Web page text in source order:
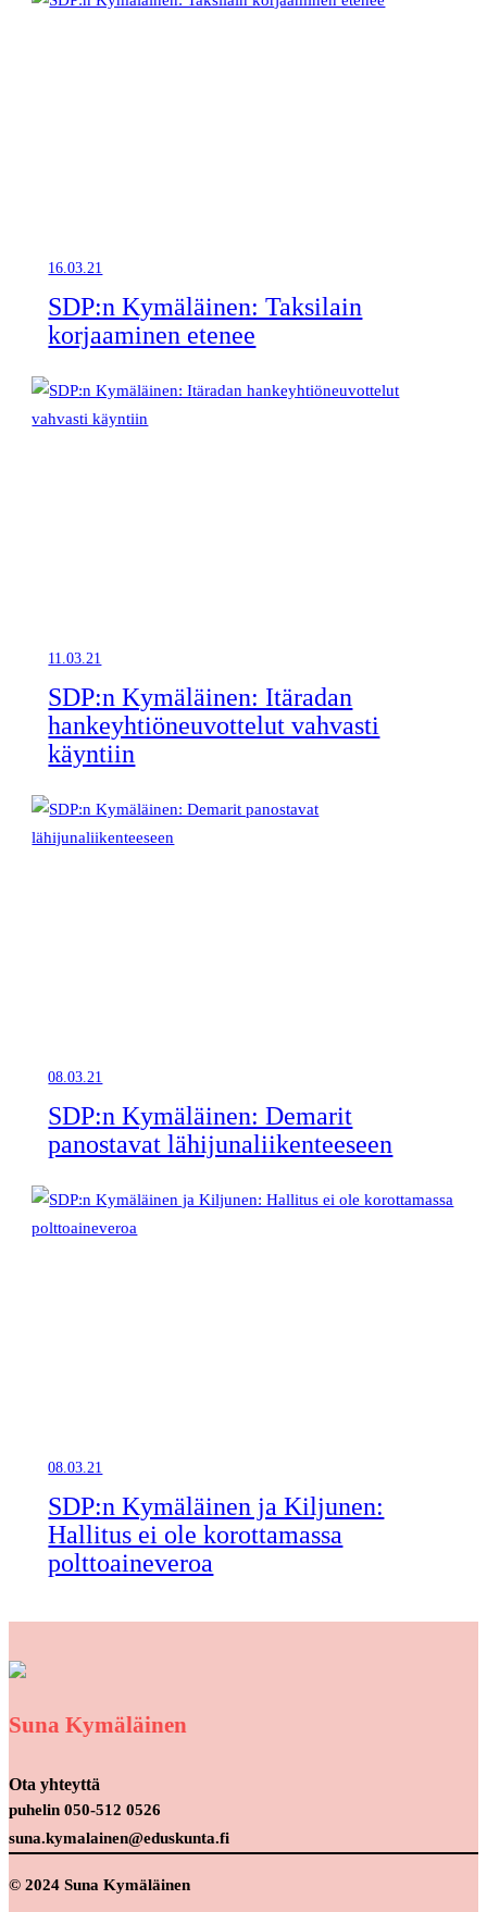
16.03.21
SDP:n Kymäläinen: Taksilain
korjaaminen etenee
11.03.21
SDP:n Kymäläinen: Itäradan
hankeyhtiöneuvottelut vahvasti
käyntiin
08.03.21
SDP:n Kymäläinen: Demarit
panostavat lähijunaliikenteeseen
08.03.21
SDP:n Kymäläinen ja Kiljunen:
Hallitus ei ole korottamassa
polttoaineveroa
Suna Kymäläinen
Ota yhteyttä
puhelin 050-512 0526
suna.kymalainen@eduskunta.fi
© 2024 Suna Kymäläinen